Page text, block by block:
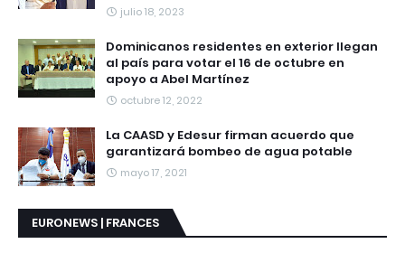
julio 18, 2023
Dominicanos residentes en exterior llegan
al país para votar el 16 de octubre en
apoyo a Abel Martínez
octubre 12, 2022
La CAASD y Edesur firman acuerdo que
garantizará bombeo de agua potable
mayo 17, 2021
EURONEWS | FRANCES